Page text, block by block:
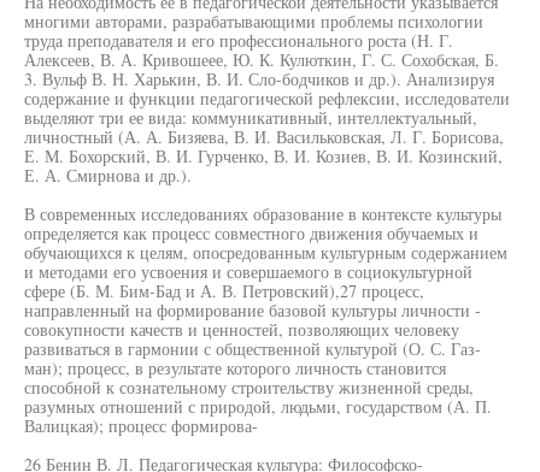
многими авторами, разрабатывающими проблемы психологии
труда преподавателя и его профессионального роста (Н. Г.
Алексеев, В. А. Кривошеее, Ю. К. Кулюткин, Г. С. Сохобская, Б.
3. Вульф В. Н. Харькин, В. И. Сло-бодчиков и др.). Анализируя
содержание и функции педагогической рефлексии, исследователи
выделяют три ее вида: коммуникативный, интеллектуальный,
личностный (А. А. Бизяева, В. И. Васильковская, Л. Г. Борисова,
Е. М. Бохорский, В. И. Гурченко, В. И. Козиев, В. И. Козинский,
Е. А. Смирнова и др.).
В современных исследованиях образование в контексте культуры
определяется как процесс совместного движения обучаемых и
обучающихся к целям, опосредованным культурным содержанием
и методами его усвоения и совершаемого в социокультурной
сфере (Б. М. Бим-Бад и А. В. Петровский),27 процесс,
направленный на формирование базовой культуры личности -
совокупности качеств и ценностей, позволяющих человеку
развиваться в гармонии с общественной культурой (О. С. Газ-
ман); процесс, в результате которого личность становится
способной к сознательному строительству жизненной среды,
разумных отношений с природой, людьми, государством (А. П.
Валицкая); процесс формирова-
26 Бенин В. Л. Педагогическая культура: Философско-